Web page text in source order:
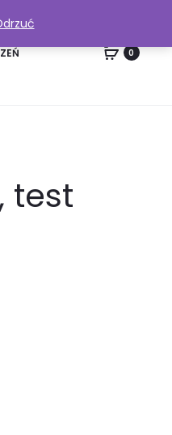
0
test